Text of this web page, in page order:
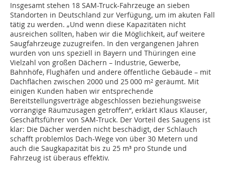
Insgesamt stehen 18 SAM-Truck-Fahrzeuge an sieben
Standorten in Deutschland zur Verfügung, um im akuten Fall
tätig zu werden. „Und wenn diese Kapazitäten nicht
ausreichen sollten, haben wir die Möglichkeit, auf weitere
Saugfahrzeuge zuzugreifen. In den vergangenen Jahren
wurden von uns speziell in Bayern und Thüringen eine
Vielzahl von großen Dächern – Industrie, Gewerbe,
Bahnhöfe, Flughäfen und andere öffentliche Gebäude – mit
Dachflächen zwischen 2000 und 25 000 m² geräumt. Mit
einigen Kunden haben wir entsprechende
Bereitstellungsverträge abgeschlossen beziehungsweise
vorrangige Räumzusagen getroffen“, erklärt Klaus Klauser,
Geschäftsführer von SAM-Truck. Der Vorteil des Saugens ist
klar: Die Dächer werden nicht beschädigt, der Schlauch
schafft problemlos Dach-Wege von über 30 Metern und
auch die Saugkapazität bis zu 25 m³ pro Stunde und
Fahrzeug ist überaus effektiv.